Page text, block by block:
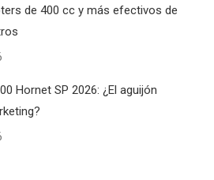
de 400 cc y más efectivos de
Hornet SP 2026: ¿El aguijón